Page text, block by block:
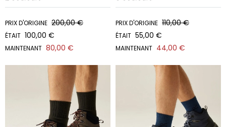
PRIX D'ORIGINE 200,00 €
ÉTAIT 100,00 €
MAINTENANT 80,00 €
PRIX D'ORIGINE 110,00 €
ÉTAIT 55,00 €
MAINTENANT 44,00 €